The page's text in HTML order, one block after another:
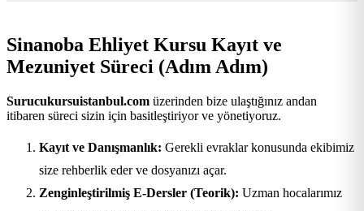
Sinanoba Ehliyet Kursu Kayıt ve
Mezuniyet Süreci (Adım Adım)
Surucukursuistanbul.com üzerinden bize ulaştığınız andan
itibaren süreci sizin için basitleştiriyor ve yönetiyoruz.
Kayıt ve Danışmanlık: Gerekli evraklar konusunda ekibimiz
size rehberlik eder ve dosyanızı açar.
Zenginleştirilmiş E-Dersler (Teorik): Uzman hocalarımız